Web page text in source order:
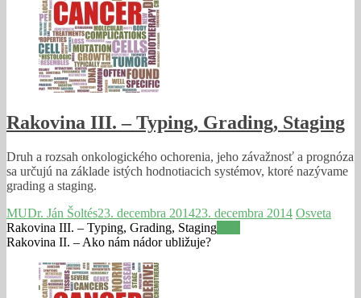
Rakovina III. – Typing, Grading, Staging
Druh a rozsah onkologického ochorenia, jeho závažnosť a prognóza
sa určujú na základe istých hodnotiacich systémov, ktoré nazývame
grading a staging.
MUDr. Ján Šoltés23. decembra 201423. decembra 2014 Osveta
Rakovina III. – Typing, Grading, Staging
Rakovina II. – Ako nám nádor ubližuje?